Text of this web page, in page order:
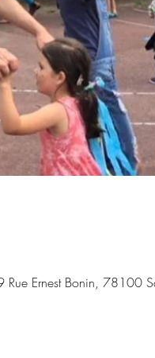
Rue Ernest Bonin, 78100